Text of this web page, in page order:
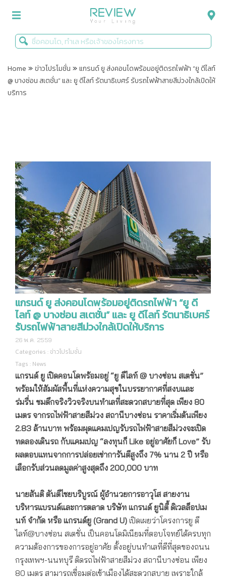
รีวิวคอนโด
รีวิวบ้าน
ข่าวโปรโมชั่น
Home »ข่าวโปรโมชั่น »แกรนด์ ยู ส่งคอนโดพร้อมอยู่ติดรถไฟฟ้า “ยู ดีไลท์
@ บางซ่อน สเตชั่น” และ ยู ดีไลท์ รัตนาธิเบศร์ รับรถไฟฟ้าสายสีม่วงใกล้เปิดให้
บริการ
แกรนด์ ยู ส่งคอนโดพร้อมอยู่ติดรถไฟฟ้า “ยู ดี
ไลท์ @ บางซ่อน สเตชั่น” และ ยู ดีไลท์ รัตนาธิเบศร์
รับรถไฟฟ้าสายสีม่วงใกล้เปิดให้บริการ
26 พ.ค. 2559
Categories : ข่าวโปรโมชั่น
Tags : News
แกรนด์ ยู เปิดคอนโดพร้อมอยู่ “ยู ดีไลท์ @ บางซ่อน สเตชั่น”
พร้อมให้สัมผัสพื้นที่แห่งความสุขในบรรยากาศที่สงบและ
ร่มรื่น ชมตึกจริงวิวจริงบนทำเลที่สะดวกสบายที่สุด เพียง 80
เมตร จากรถไฟฟ้าสายสีม่วง สถานีบางซ่อน ราคาเริ่มต้นเพียง
2.83 ล้านบาท พร้อมผุดแคมเปญรับรถไฟฟ้าสายสีม่วงจะเปิด
ทดลองเดินรถ กับแคมเปญ “ลงทุนก็ Like อยู่อาศัยก็ Love” รับ
ผลตอบแทนจากการปล่อยเช่าการันตีสูงถึง 7% นาน 2 ปี หรือ
เลือกรับส่วนลดมูลค่าสูงสุดถึง 200,000 บาท
นายสันติ ตันติไชยบริบูรณ์ ผู้อำนวยการอาวุโส สายงาน
บริหารแบรนด์และการตลาด บริษัท แกรนด์ ยูนิตี้ ดิเวลล็อปเม
นท์ จำกัด หรือ แกรนด์ยู (Grand U) เปิดเผยว่าโครงการยู ดี
ไลท์@บางซ่อน สเตชั่น เป็นคอนโดมิเนียมที่ตอบโจทย์ได้ครบทุก
ความต้องการของการอยู่อาศัย ตั้งอยู่บนทำเลที่ดีที่สุดของถนน
กรุงเทพฯ-นนทบุรี ติดรถไฟฟ้าสายสีม่วง สถานีบางซ่อน เพียง
80 เมตร สามารถเชื่อมต่อเข้าเมืองได้สะดวกสบาย เพราะใกล้